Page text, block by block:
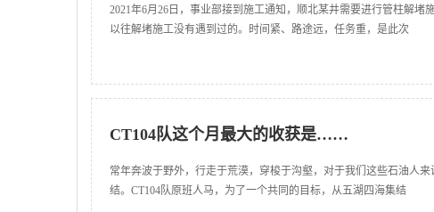
2021年6月26日，事业部接到施工通知，顺北某井需要进行管柱解
以往解堵施工没有遇到过的。时间紧、路途远，任务重，是此次
CT104队这个月最大的收获是……
常年奔波于野外，行走于荒漠，穿梭于沟壑，对于我们这些石油人
结。CT104队原班人马，为了一个共同的目标，从五湖四海集结